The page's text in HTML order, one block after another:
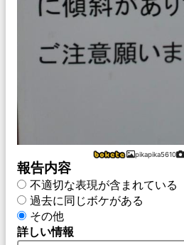
pikapika5610
報告内容
不適切な表現が含まれている
過去に同じボケがある
その他
詳しい情報